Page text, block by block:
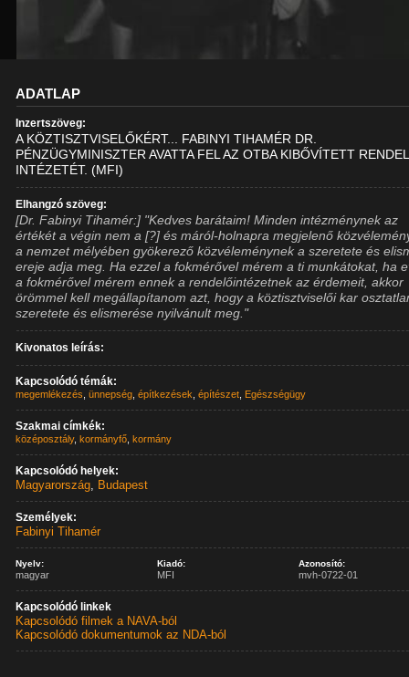
ADATLAP
Inzertszöveg:
A KÖZTISZTVISELŐKÉRT... FABINYI TIHAMÉR DR.
PÉNZÜGYMINISZTER AVATTA FEL AZ OTBA KIBŐVÍTETT
INTÉZETÉT. (MFI)
Elhangzó szöveg:
[Dr. Fabinyi Tihamér:] "Kedves barátaim! Minden intézménynek az
értékét a végin nem a [?] és máról-holnapra megjelenő
a nemzet mélyében gyökerező közvéleménynek a szeretete és
ereje adja meg. Ha ezzel a fokmérővel mérem a ti munkátokat, ha
a fokmérővel mérem ennek a rendelőintézetnek az érdemeit, akkor
örömmel kell megállapítanom azt, hogy a köztisztviselői kar
szeretete és elismerése nyilvánult meg."
Kivonatos leírás:
Kapcsolódó témák:
megemlékezés ,ünnepség ,építkezések ,építészet Egészségügy
Szakmai címkék:
középosztály,kormányfő ,kormány
Kapcsolódó helyek:
Magyarország, Budapest
Személyek:
Fabinyi Tihamér
Nyelv:
magyar
Kiadó:
MFI
Azonosító:
mvh-0722-01
Kapcsolódó linkek
Kapcsolódó filmek a NAVA-ból
Kapcsolódó dokumentumok az NDA-ból